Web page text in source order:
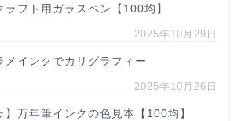
ラフト用ガラスペン【100均】
2025年10月29日
メインクでカリグラフィー
2025年10月26日
】万年筆インクの色見本【100均】